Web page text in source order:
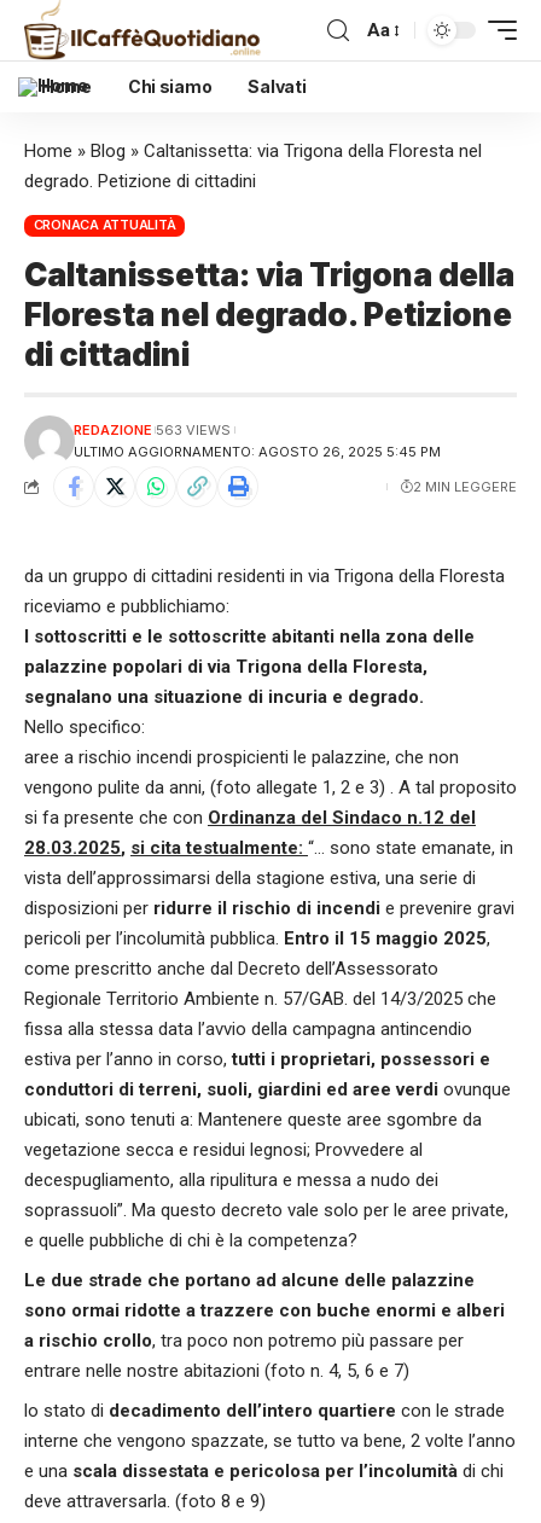
Aa
Home Chi siamo Salvati
Home » Blog » Caltanissetta: via Trigona della Floresta nel
degrado. Petizione di cittadini
CRONACA ATTUALITÀ
Caltanissetta: via Trigona della
Floresta nel degrado. Petizione
di cittadini
ULTIMO AGGIORNAMENTO: AGOSTO 26, 2025 5:45 PM
REDAZIONE 563 VIEWS
2 MIN LEGGERE
da un gruppo di cittadini residenti in via Trigona della Floresta
riceviamo e pubblichiamo:
I sottoscritti e le sottoscritte abitanti nella zona delle
palazzine popolari di via Trigona della Floresta,
segnalano una situazione di incuria e degrado.
Nello specifico:
aree a rischio incendi prospicienti le palazzine, che non
vengono pulite da anni, (foto allegate 1, 2 e 3) . A tal proposito
si fa presente che con Ordinanza del Sindaco n.12 del
28.03.2025, si cita testualmente: “… sono state emanate, in
vista dell’approssimarsi della stagione estiva, una serie di
disposizioni per ridurre il rischio di incendi e prevenire gravi
pericoli per l’incolumità pubblica. Entro il 15 maggio 2025,
come prescritto anche dal Decreto dell’Assessorato
Regionale Territorio Ambiente n. 57/GAB. del 14/3/2025 che
fissa alla stessa data l’avvio della campagna antincendio
estiva per l’anno in corso,tutti i proprietari, possessori e
conduttori di terreni, suoli, giardini ed aree verdi ovunque
ubicati, sono tenuti a: Mantenere queste aree sgombre da
vegetazione secca e residui legnosi; Provvedere al
decespugliamento, alla ripulitura e messa a nudo dei
soprassuoli”. Ma questo decreto vale solo per le aree private,
e quelle pubbliche di chi è la competenza?
Le due strade che portano ad alcune delle palazzine
sono ormai ridotte a trazzere con buche enormi e alberi
a rischio crollo, tra poco non potremo più passare per
entrare nelle nostre abitazioni (foto n. 4, 5, 6 e 7)
lo stato di decadimento dell’intero quartiere con le strade
interne che vengono spazzate, se tutto va bene, 2 volte l’anno
e una scala dissestata e pericolosa per l’incolumità di chi
deve attraversarla. (foto 8 e 9)